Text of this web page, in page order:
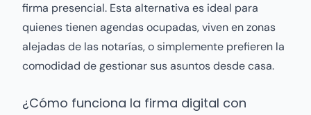
firma presencial. Esta alternativa es ideal para
quienes tienen agendas ocupadas, viven en zonas
alejadas de las notarías, o simplemente prefieren la
comodidad de gestionar sus asuntos desde casa.
¿Cómo funciona la firma digital con